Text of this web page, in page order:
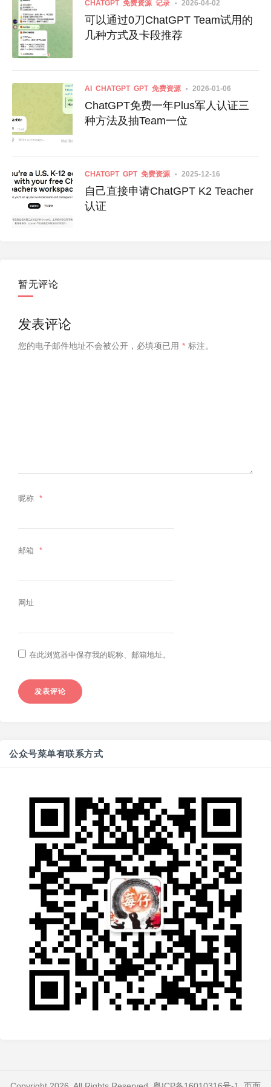
CHATGPT 免费资源 记录 2026-04-02
可以通过0刀ChatGPT Team试用的
几种方式及卡段推荐
AI CHATGPT GPT 免费资源 2026-01-06
ChatGPT免费一年Plus军人认证三
种方法及抽Team一位
CHATGPT GPT 免费资源 2025-12-16
自己直接申请ChatGPT K2 Teacher
认证
暂无评论
发表评论
您的电子邮件地址不会被公开， 必填项已用 * 标注。
昵称 *
邮箱 *
网址
在此浏览器中保存我的昵称、邮箱地址。
公众号菜单有联系方式